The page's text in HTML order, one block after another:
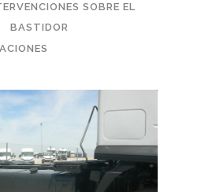
SOBRE EL
BASTIDOR